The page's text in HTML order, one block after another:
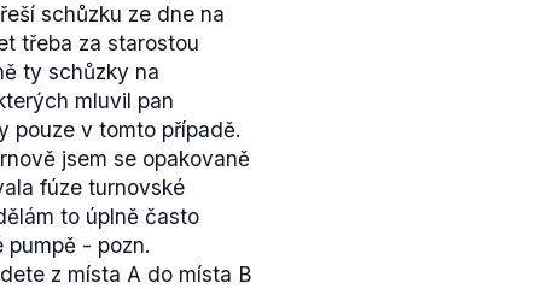
cenu udělenou
na vyšší, krajskou
jako zavádějící.
schůzku ze dne na
třeba za starostou
ty schůzky na
mluvil pan
pouze v tomto případě.
jsem se opakovaně
fúze turnovské
to úplně často
pumpě - pozn.
z místa A do místa B